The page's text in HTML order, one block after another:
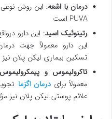
درمان با اشعه: این روش نوعی
PUVA است
رتینوئیک اسید: این دارو
این دارو معمولاً جهت
تسکین بیماری لیکن پلان
تاکرولیموس و پیمکرولیموس
معمولاً برایدرمان اگزما
علائم پوستی لیکن پلان نیز